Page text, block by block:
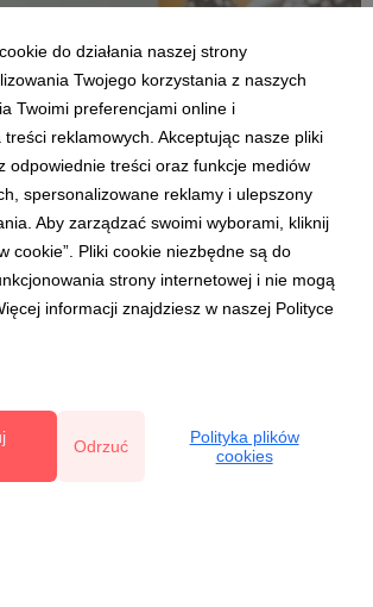
w ogrodnictwie - spotkanie
organizowane przez Core
wyzwań początku sezonu nie
Zapraszamy do dyskusji i wspólnej
krajowych owoców i warzyw.
o warzywach. Ch...
do działania naszej strony
Twojego korzystania z naszych
Twoimi preferencjami online i
treści reklamowych. Akceptując nasze pliki
odpowiednie treści oraz funkcje mediów
spersonalizowane reklamy i ulepszony
Aby zarządzać swoimi wyborami, kliknij
cookie”. Pliki cookie niezbędne są do
strony internetowej i nie mogą
informacji znajdziesz w naszej Polityce
Odrzuć
Polityka plików
cookies